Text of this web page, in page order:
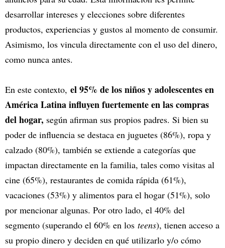
desarrollar intereses y elecciones sobre diferentes
productos, experiencias y gustos al momento de consumir.
Asimismo, los vincula directamente con el uso del dinero,
como nunca antes.
En este contexto, el 95% de los niños y adolescentes en
América Latina influyen fuertemente en las compras
del hogar, según afirman sus propios padres. Si bien su
poder de influencia se destaca en juguetes (86%), ropa y
calzado (80%), también se extiende a categorías que
impactan directamente en la familia, tales como visitas al
cine (65%), restaurantes de comida rápida (61%),
vacaciones (53%) y alimentos para el hogar (51%), solo
por mencionar algunas. Por otro lado, el 40% del
segmento (superando el 60% en los teens), tienen acceso a
su propio dinero y deciden en qué utilizarlo y/o cómo